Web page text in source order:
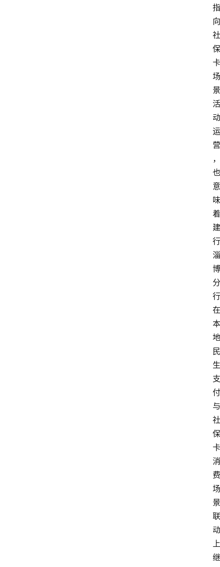
指
向
社
保
卡
场
景
活
动
运
营
，
也
意
味
着
建
行
淄
博
分
行
在
本
地
民
生
支
付
与
社
保
卡
消
费
场
景
联
动
上
继